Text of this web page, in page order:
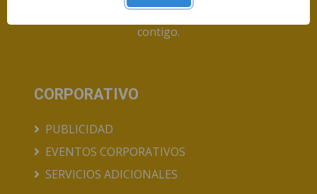
Descarga nuestra App y llevanos siempre
contigo.
CORPORATIVO
PUBLICIDAD
EVENTOS CORPORATIVOS
SERVICIOS ADICIONALES